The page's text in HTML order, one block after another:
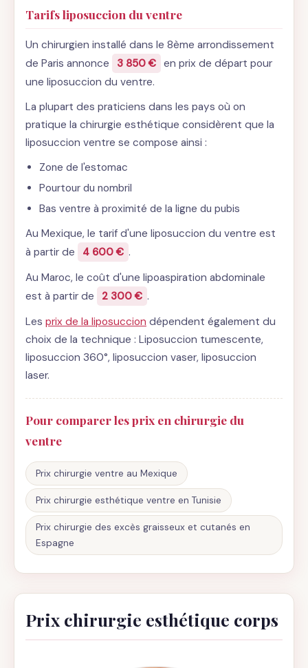
Tarifs liposuccion du ventre
Un chirurgien installé dans le 8ème arrondissement
de Paris annonce
3 850 € en prix de départ pour
une liposuccion du ventre.
La plupart des praticiens dans les pays où on
pratique la chirurgie esthétique considèrent que la
liposuccion ventre se compose ainsi :
Zone de l'estomac
Pourtour du nombril
Bas ventre à proximité de la ligne du pubis
Au Mexique, le tarif d'une liposuccion du ventre est
à partir de
4 600 € .
Au Maroc, le coût d'une lipoaspiration abdominale
est à partir de
2 300 € .
Les prix de la liposuccion dépendent également du
choix de la technique : Liposuccion tumescente,
liposuccion 360°, liposuccion vaser, liposuccion
laser.
Pour comparer les prix en chirurgie du
ventre
Prix chirurgie ventre au Mexique
Prix chirurgie esthétique ventre en Tunisie
Prix chirurgie des excès graisseux et cutanés en
Espagne
Prix chirurgie esthétique corps